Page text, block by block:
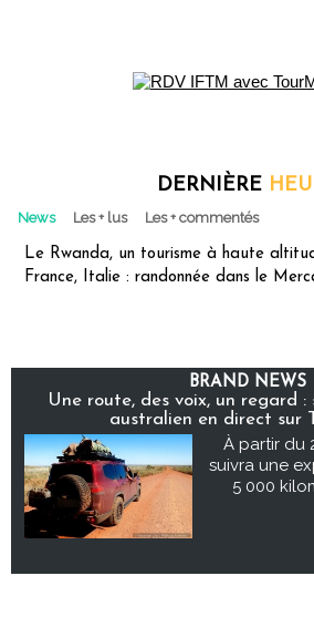
DERNIÈRE
News Les + lus Les + commentés
Le Rwanda, un tourisme à haute
France, Italie : randonnée dans le
BRAND NEWS
Une route, des voix, un regard :
australien en direct sur
À partir du
suivra une
5 000